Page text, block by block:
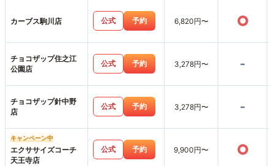
カーブス駒川店 公式 予約 6,820円〜 ○
チョコザップ住之江
公園店
公式 予約 3,278円〜 -
チョコザップ針中野
店
公式 予約 3,278円〜 -
キャンペーン中
エクササイズコーチ
天王寺店
公式 予約 9,900円〜 ○